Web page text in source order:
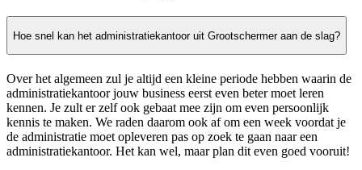
Hoe snel kan het administratiekantoor uit Grootschermer aan de slag?
Over het algemeen zul je altijd een kleine periode hebben waarin de
administratiekantoor jouw business eerst even beter moet leren
kennen. Je zult er zelf ook gebaat mee zijn om even persoonlijk
kennis te maken. We raden daarom ook af om een week voordat je
de administratie moet opleveren pas op zoek te gaan naar een
administratiekantoor. Het kan wel, maar plan dit even goed vooruit!